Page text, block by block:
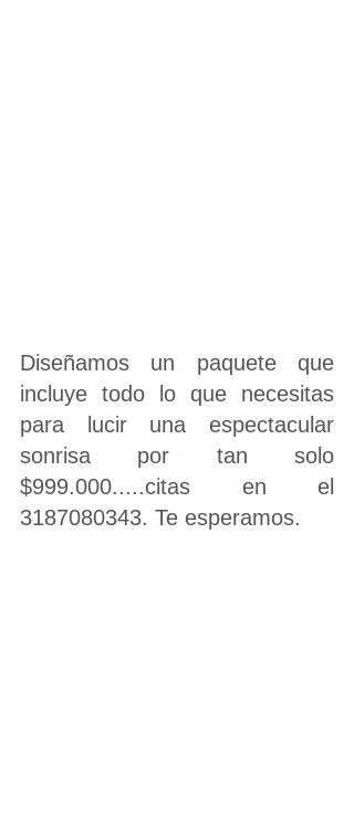
Diseñamos un paquete que
incluye todo lo que necesitas
para lucir una espectacular
sonrisa por tan solo
$999.000.....citas en el
3187080343. Te esperamos.